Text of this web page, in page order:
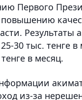
Первого
Результаты
25-30 тыс. тенге
в месяц.
из-за